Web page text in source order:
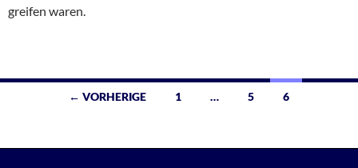
greifen waren.
Beitragsnavigation
← VORHERIGE 1 … 5 6